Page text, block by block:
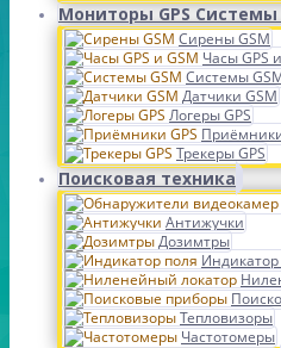
Мониторы GPS Системы
Сирены GSM
Часы GPS
Системы
Датчики GSM
Логеры GPS
Трекеры GPS
Поисковая техника
Антижучки
Дозимтры
Индикатор
Тепловизоры
Частотомеры